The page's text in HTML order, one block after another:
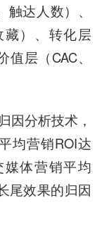
达人数）、
）、转化层
层（CAC、
因分析技术，
均营销ROI达
体营销平均
尾效果的归因